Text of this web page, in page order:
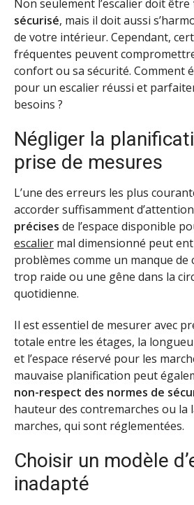
Non seulement l’escalier doit être
sécurisé, mais il doit aussi
de votre intérieur. Cependant,
fréquentes peuvent
confort ou sa sécurité. Comment
pour un escalier réussi et
besoins ?
Négliger la
prise de mesures
L’une des erreurs les plus
accorder suffisamment
précises de l’espace disponible
escalier mal dimensionné peut
problèmes comme un manque
trop raide ou une gêne dans la
quotidienne.
Il est essentiel de mesurer avec
totale entre les étages, la
et l’espace réservé pour les
mauvaise planification peut
non-respect des normes de
hauteur des contremarches ou la
marches, qui sont réglementées.
Choisir un modèle
inadapté